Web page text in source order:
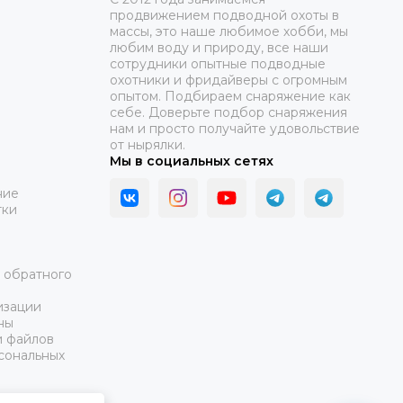
обратного
файлов
продвижением подводной охоты в
массы, это наше любимое хобби, мы
любим воду и природу, все наши
сотрудники опытные подводные
охотники и фридайверы с огромным
опытом. Подбираем снаряжение как
себе. Доверьте подбор снаряжения
нам и просто получайте удовольствие
от нырялки.
Мы в социальных сетях